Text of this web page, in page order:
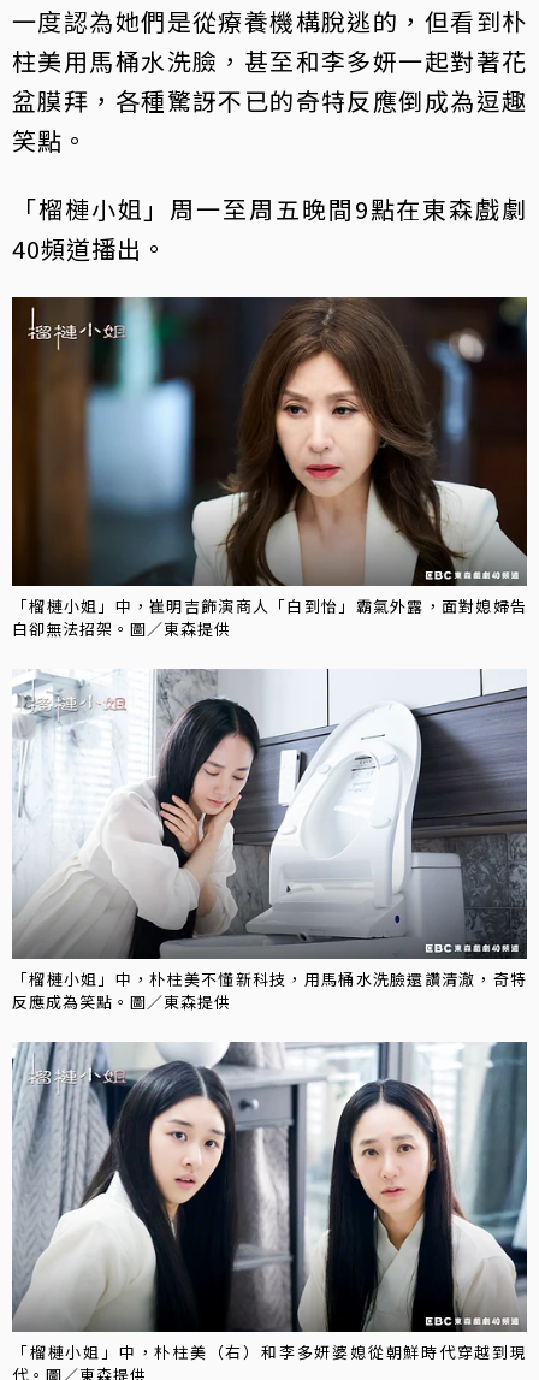
一度認為她們是從療養機構脫逃的，但看到朴
柱美用馬桶水洗臉，甚至和李多妍一起對著花
盆膜拜，各種驚訝不已的奇特反應倒成為逗趣
笑點。
「榴槤小姐」周一至周五晚間9點在東森戲劇
40頻道播出。
「榴槤小姐」中，崔明吉飾演商人「白到怡」霸氣外露，面對媳婦告
白卻無法招架。圖／東森提供
「榴槤小姐」中，朴柱美不懂新科技，用馬桶水洗臉還讚清澈，奇特
反應成為笑點。圖／東森提供
「榴槤小姐」中，朴柱美（右）和李多妍婆媳從朝鮮時代穿越到現
代。圖／東森提供